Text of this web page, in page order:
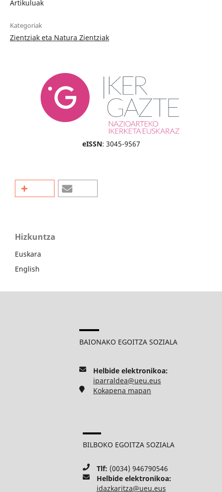
Artikuluak
Kategoriak
Zientziak eta Natura Zientziak
eISSN: 3045-9567
Hizkuntza
Euskara
English
BAIONAKO EGOITZA SOZIALA
Helbide elektronikoa:
iparraldea@ueu.eus
Kokapena mapan
BILBOKO EGOITZA SOZIALA
Tlf: (0034) 946790546
Helbide elektronikoa:
idazkaritza@ueu.eus